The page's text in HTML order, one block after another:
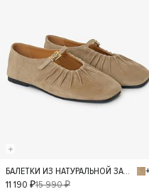
36
БАЛЕТКИ ИЗ НАТУРАЛЬНОЙ ЗАМШИ
11 190 ₽15 990 ₽